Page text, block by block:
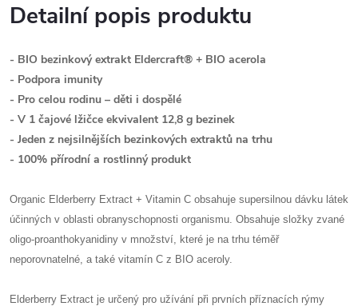
Detailní popis produktu
- BIO bezinkový extrakt Eldercraft® + BIO acerola
- Podpora imunity
- Pro celou rodinu – děti i dospělé
- V 1 čajové lžičce ekvivalent 12,8 g bezinek
- Jeden z nejsilnějších bezinkových extraktů na trhu
- 100% přírodní a rostlinný produkt
Organic Elderberry Extract + Vitamin C obsahuje supersilnou dávku látek
účinných v oblasti obranyschopnosti organismu. Obsahuje složky zvané
oligo-proanthokyanidiny v množství, které je na trhu téměř
neporovnatelné, a také vitamín C z BIO aceroly.
Elderberry Extract je určený pro užívání při prvních příznacích rýmy